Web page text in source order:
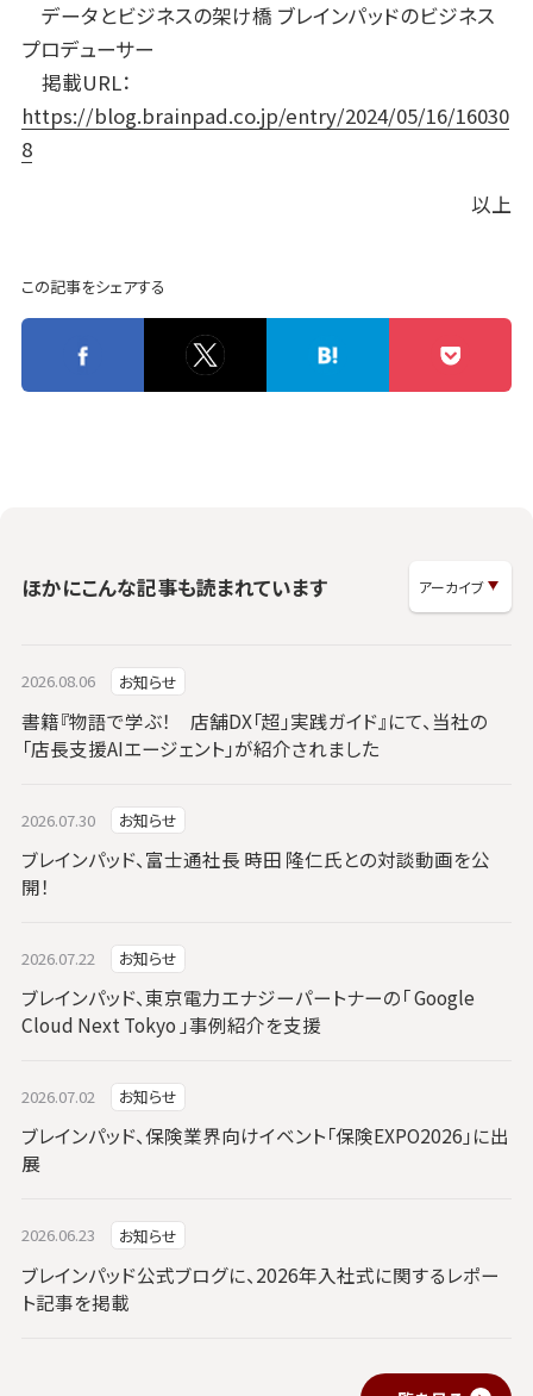
データとビジネスの架け橋 ブレインパッドのビジネス
プロデューサー
掲載URL：
https://blog.brainpad.co.jp/entry/2024/05/16/16030
8
以上
この記事をシェアする
ほかにこんな記事も読まれています
2026.08.06 お知らせ
書籍『物語で学ぶ！ 店舗DX「超」実践ガイド』にて、当社の
「店長支援AIエージェント」が紹介されました
2026.07.30 お知らせ
ブレインパッド、富士通社長 時田 隆仁氏との対談動画を公
開！
2026.07.22 お知らせ
ブレインパッド、東京電力エナジーパートナーの「 Google
Cloud Next Tokyo 」事例紹介を支援
2026.07.02 お知らせ
ブレインパッド、保険業界向けイベント「保険EXPO2026」に出
展
2026.06.23 お知らせ
ブレインパッド公式ブログに、2026年入社式に関するレポー
ト記事を掲載